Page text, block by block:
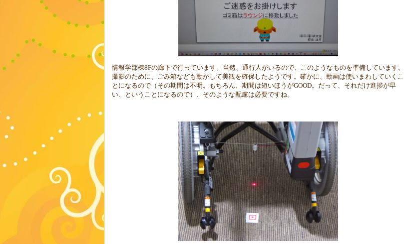
情報学部棟8Fの廊下で行っています。当然、通行人がいるので、このようなものを準備しています。
撮影のために、ごみ箱なども動かして美観を確保したようです。確かに、動画は使いまわしていくこ
とになるので（その期間は不明。もちろん、期間は短いほうがGOOD。だって、それだけ進捗が早
い、ということになるので）、そのような配慮は必要ですね。